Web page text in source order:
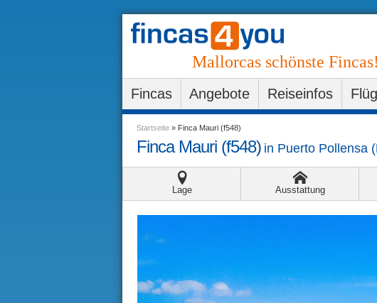
Mallorcas schönste Fincas!
Fincas Angebote Reiseinfos
Startseite » Finca Mauri (f548)
Finca Mauri (f548) in Puerto Pollensa (
Lage Ausstattung